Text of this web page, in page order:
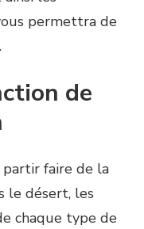
permettra de
de
partir faire de la
le désert, les
chaque type de